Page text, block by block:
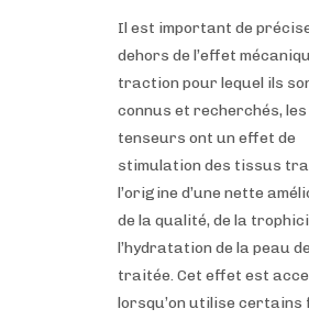
Il est important de
dehors de l’effet
traction pour lequel ils
connus et recherchés,
tenseurs ont un effet de
stimulation des tissus
l’origine d’une nette
de la qualité, de la
l’hydratation de la peau
traitée. Cet effet est
lorsqu’on utilise certains